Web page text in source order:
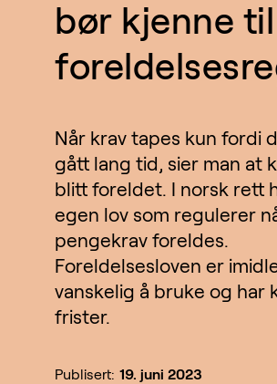
bør kjenne til
Når krav tapes kun fordi
gått lang tid, sier man at
blitt foreldet. I norsk rett
egen lov som regulerer
pengekrav foreldes.
Foreldelsesloven er
vanskelig å bruke og har
frister.
Publisert: 19. juni 2023